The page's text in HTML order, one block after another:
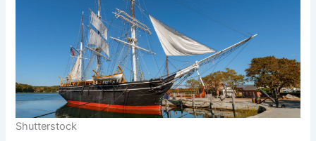
Shutterstock